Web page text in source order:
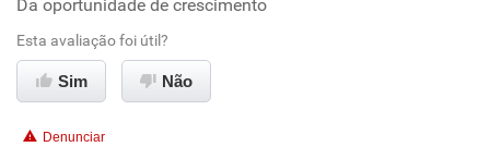
Oportunidade de promoção
Ambiente de trabalho
Da oportunidade de crescimento
Esta avaliação foi útil?
Sim Não
Denunciar